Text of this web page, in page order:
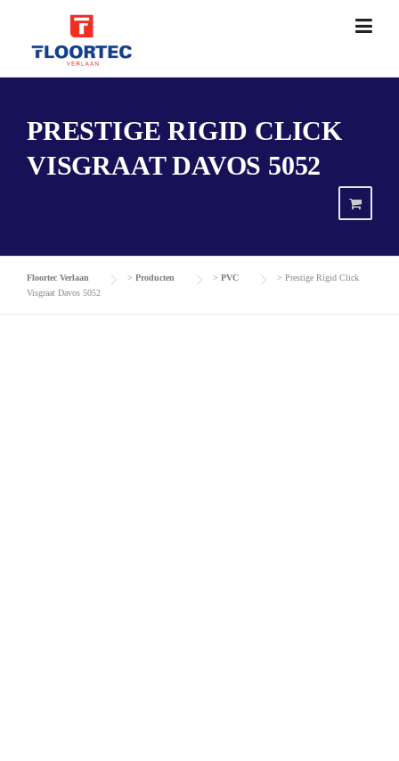
content
PRESTIGE RIGID CLICK
VISGRAAT DAVOS 5052
Floortec Verlaan > Producten > PVC > Prestige Rigid Click
Visgraat Davos 5052